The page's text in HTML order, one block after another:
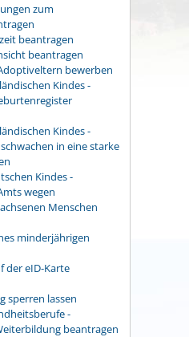
zum
beantragen
beantragen
bewerben
Kindes -
Kindes -
in eine starke
Kindes -
wegen
Menschen
minderjährigen
der eID-Karte
sperren lassen
-
beantragen